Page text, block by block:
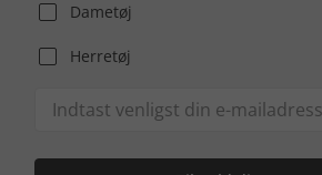
Dametøj
Herretøj